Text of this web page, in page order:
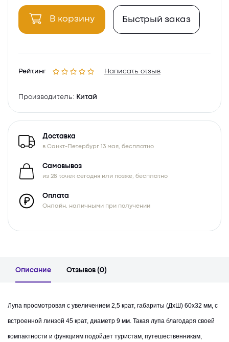
Рейтинг Написать отзыв
Производитель: Китай
В корзину Быстрый заказ
Доставка
в Санкт-Петербург 13 мая, бесплатно
Самовывоз
из 28 точек сегодня или позже, бесплатно
Оплата
Онлайн, наличными при получении
Описание Отзывов (0)
Лупа просмотровая с увеличением 2,5 крат, габариты (ДхШ) 60х32 мм, с
встроенной линзой 45 крат, диаметр 9 мм. Такая лупа благодаря своей
компактности и функциям подойдет туристам, путешественникам,